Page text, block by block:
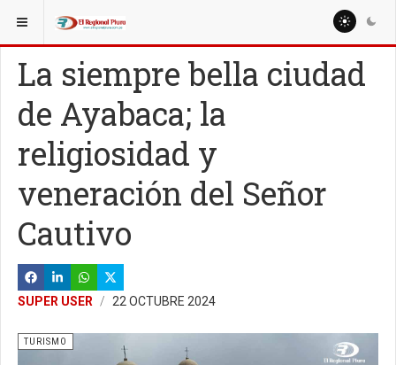
ESTÁ AQUÍ:
La siempre bella ciudad
de Ayabaca; la
religiosidad y
veneración del Señor
Cautivo
SUPER USER 22 OCTUBRE 2024
TURISMO